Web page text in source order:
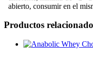
abierto, consumir en el
Productos